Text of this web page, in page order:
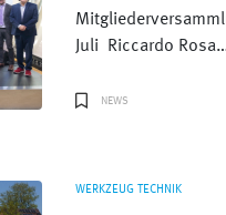
Juli Riccardo
NEWS
WERKZEUG TECHNIK